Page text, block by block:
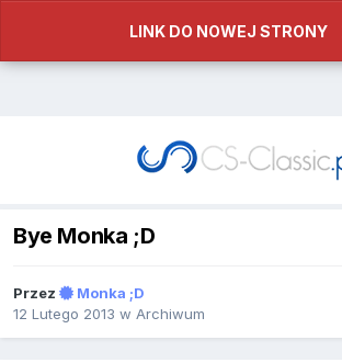
LINK DO NOWEJ STRONY
Bye Monka ;D
Przez
Monka ;D
12 Lutego 2013 w Archiwum